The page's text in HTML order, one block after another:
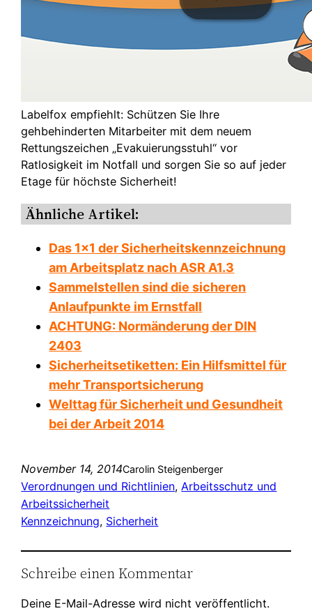
Labelfox empfiehlt: Schützen Sie Ihre
gehbehinderten Mitarbeiter mit dem neuem
Rettungszeichen „Evakuierungsstuhl“ vor
Ratlosigkeit im Notfall und sorgen Sie so auf jeder
Etage für höchste Sicherheit!
Ähnliche Artikel:
Das 1×1 der Sicherheitskennzeichnung
am Arbeitsplatz nach ASR A1.3
Sammelstellen sind die sicheren
Anlaufpunkte im Ernstfall
ACHTUNG: Normänderung der DIN
2403
Sicherheitsetiketten: Ein Hilfsmittel für
mehr Transportsicherung
Welttag für Sicherheit und Gesundheit
bei der Arbeit 2014
November 14, 2014Carolin Steigenberger
Verordnungen und Richtlinien, Arbeitsschutz und
Arbeitssicherheit
Kennzeichnung, Sicherheit
Schreibe einen Kommentar
Deine E-Mail-Adresse wird nicht veröffentlicht.